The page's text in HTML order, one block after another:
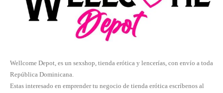
Wellcome Depot, es un sexshop, tienda erótica y lencerías, con envío a toda
República Dominicana.
Estas interesado en emprender tu negocio de tienda erótica escríbenos al